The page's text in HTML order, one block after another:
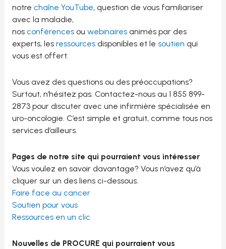
notre chaîne YouTube, question de vous familiariser
avec la maladie,
nos conférencesou webinairesanimés par des
experts, les ressourcesdisponibles et le soutien qui
vous est offert.
Vous avez des questions ou des préoccupations?
Surtout, n’hésitez pas. Contactez-nous au 1 855 899-
2873 pour discuter avec une infirmière spécialisée en
uro-oncologie. C’est simple et gratuit, comme tous nos
services d’ailleurs.
Pages de notre site qui pourraient vous intéresser
Vous voulez en savoir davantage? Vous n’avez qu’à
cliquer sur un des liens ci-dessous.
Faire face au cancer
Soutien pour vous
Ressources en un clic
Nouvelles de PROCURE qui pourraient vous